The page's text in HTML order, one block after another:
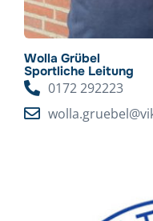
Wolla Grübel
Sportliche Leitung
0172 292223